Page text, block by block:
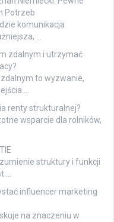
Potrzeb
komunikacja
…
zdalnym i utrzymać
to wyzwanie,
…
renty strukturalnej?
wsparcie dla rolników,
struktury i funkcji
…
influencer marketing
na znaczeniu w